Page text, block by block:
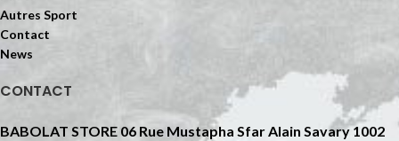
Autres Sport
Contact
News
CONTACT
BABOLAT STORE 06 Rue Mustapha Sfar Alain Savary 1002